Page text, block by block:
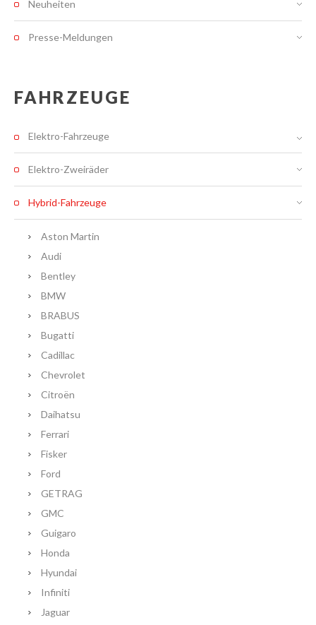
Neuheiten
Presse-Meldungen
FAHRZEUGE
Elektro-Fahrzeuge
Elektro-Zweiräder
Hybrid-Fahrzeuge
Aston Martin
Audi
Bentley
BMW
BRABUS
Bugatti
Cadillac
Chevrolet
Citroën
Daihatsu
Ferrari
Fisker
Ford
GETRAG
GMC
Guigaro
Honda
Hyundai
Infiniti
Jaguar